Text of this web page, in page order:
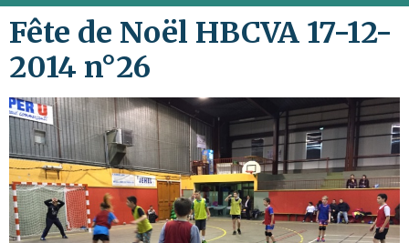
Fête de Noël HBCVA 17-12-
2014 n°26